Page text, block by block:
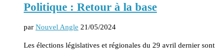
Politique : Retour à la base
par Nouvel Angle 21/05/2024
Les élections législatives et régionales du 29 avril dernier sont